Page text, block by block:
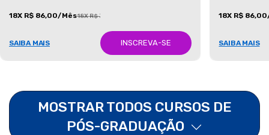
18X R$ 86,00/Mês18X R$ 387,00/Mês
SAIBA MAIS INSCREVA-SE
18X R$
SAIBA MAIS
MOSTRAR TODOS CURSOS DE
PÓS-GRADUAÇÃO